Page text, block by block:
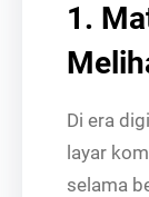
1.
Di era
layar
selama